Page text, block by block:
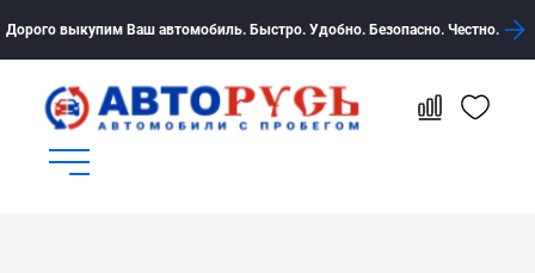
Дорого выкупим Ваш автомобиль. Быстро. Удобно. Безопасно. Честно.